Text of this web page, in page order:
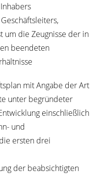
um die Zeugnisse der in
beendeten
mit Angabe der Art
unter begründeter
einschließlich
und
ersten drei
der beabsichtigten